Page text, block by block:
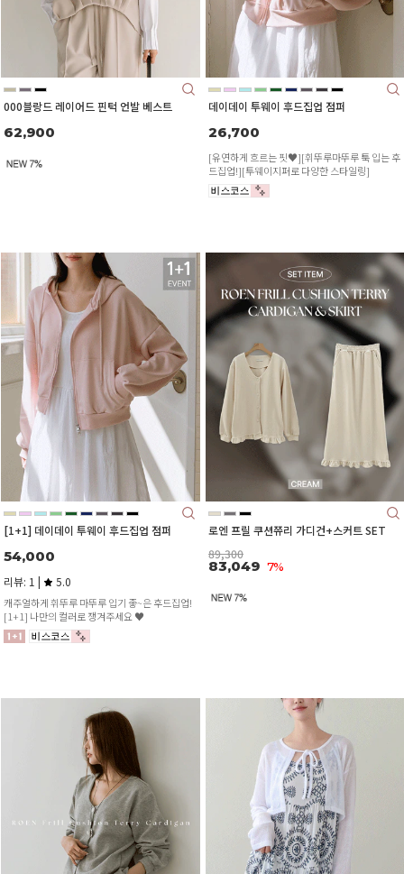
000블랑드 레이어드 핀턱 언발 베스트
62,900
데이데이 투웨이 후드집업 점퍼
26,700
[유연하게 흐르는 핏♥][휘뚜루마뚜루 툭 입는 후
드집업!][투웨이지퍼로 다양한 스타일링]
[1+1] 데이데이 투웨이 후드집업 점퍼
54,000
리뷰: 1 | 5.0
캐주얼하게 휘뚜루 마뚜루 입기 좋~은 후드집업!
[1+1] 나만의 컬러로 쟁겨주세요 ♥
로엔 프릴 쿠션쮸리 가디건+스커트 SET
89,300
83,049 7%